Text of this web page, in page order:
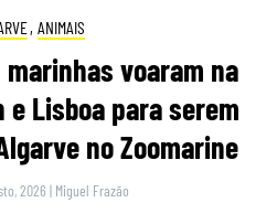
, ANIMAIS
voaram na
e Lisboa para serem
no Zoomarine
2026 | Miguel Frazão